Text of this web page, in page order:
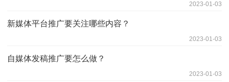
2023-01-03
新媒体平台推广要关注哪些内容？
2023-01-03
自媒体发稿推广要怎么做？
2023-01-03